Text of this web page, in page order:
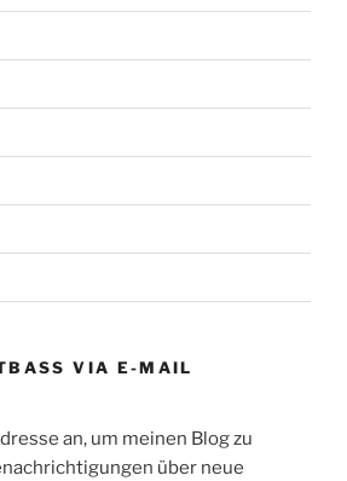
VIA E-MAIL
an, um meinen Blog zu
über neue